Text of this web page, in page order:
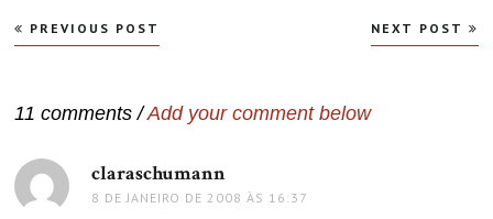
Navegação
de
PREVIOUS POST NEXT POST
11 comments /Add your comment below
claraschumann
8 DE JANEIRO DE 2008 ÀS 16:37